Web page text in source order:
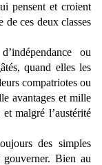
pensent et croient
ces deux classes
ou
quand elles les
compatriotes ou
avantages et mille
malgré l’austérité
des simples
Bien au